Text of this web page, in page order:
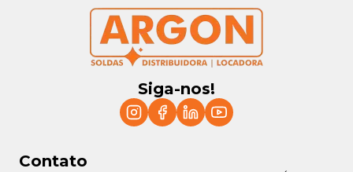
Siga-nos!
Contato